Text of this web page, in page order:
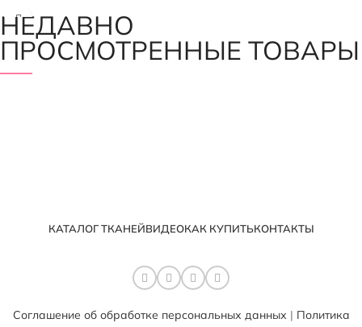
НЕДАВНО
ПРОСМОТРЕННЫЕ ТОВАРЫ
КАТАЛОГ ТКАНЕЙВИДЕОКАК КУПИТЬКОНТАКТЫ
Соглашение об обработке персональных данных | Политика